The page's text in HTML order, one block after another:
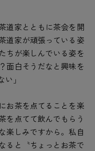
道家とともに茶会を開
道家が頑張っている姿
ちが楽しんでいる姿を
面白そうだなと興味を
」
お茶を点てることを楽
を点てて飲んでもらう
楽しみですから。私自
ると〝ちょっとお茶で